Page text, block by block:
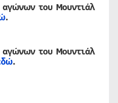
του Μουντιάλ
.
του Μουντιάλ
.